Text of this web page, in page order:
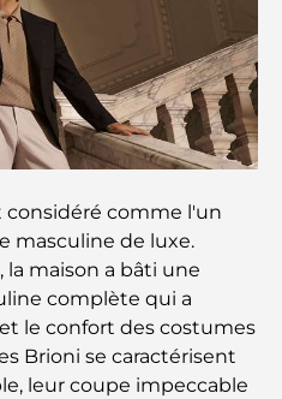
exceptionnelles à
Jumeirah : Guide complet
centre-ville de Dubaï : un
de la ville
de sport de Dubai Hills : le
gastronomiques
comme l'un
masculine de luxe.
la maison a bâti une
complète qui a
le confort des costumes
Brioni se caractérisent
leur coupe impeccable